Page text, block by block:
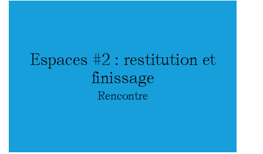
Espaces #2 : restitution et
finissage
Rencontre